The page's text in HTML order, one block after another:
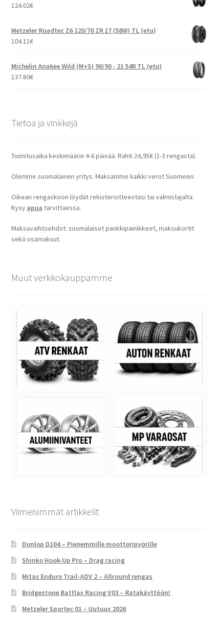
124.02€
Metzeler Roadtec Z6 120/70 ZR 17 (58W) TL (etu)
104.11€
Michelin Anakee Wild (M+S) 90/90 - 21 54R TL (etu)
137.80€
Tietoa ja vinkkejä
Toimitusaika keskimäärin 4-6 päivää. Rahti 24,95€ (1-3 rengasta).
Olemme suomalainen yritys. Maksamme kaikki verot Suomeen.
Oikean rengaskoon löydät rekisteriotteestasi tai valmistajalta.
Kysy apua tarvittaessa.
Maksuvaihtoehdot: suomalaiset pankkipainikkeet, maksukortit
sekä osamaksut.
Muut verkkokauppamme
Viimeisimmät artikkelit
Dunlop D104 – Pienemmille moottoripyörille
Shinko Hook-Up Pro – Drag racing
Mitas Enduro Trail-ADV 2 – Allround rengas
Bridgestone Battlax Racing V03 – Ratakäyttöön!
Metzeler Sportec 01 – Uutuus 2026